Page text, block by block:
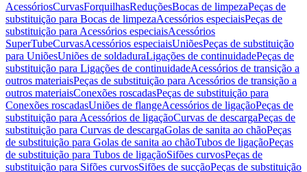
AcessóriosCurvasForquilhasReduçõesBocas de limpezaPeças de
substituição para Bocas de limpezaAcessórios especiaisPeças de
substituição para Acessórios especiaisAcessórios
SuperTubeCurvasAcessórios especiaisUniõesPeças de substituição
para UniõesUniões de soldaduraLigações de continuidadePeças de
substituição para Ligações de continuidadeAcessórios de transição a
outros materiaisPeças de substituição para Acessórios de transição a
outros materiaisConexões roscadasPeças de substituição para
Conexões roscadasUniões de flangeAcessórios de ligaçãoPeças de
substituição para Acessórios de ligaçãoCurvas de descargaPeças de
substituição para Curvas de descargaGolas de sanita ao chãoPeças
de substituição para Golas de sanita ao chãoTubos de ligaçãoPeças
de substituição para Tubos de ligaçãoSifões curvosPeças de
substituição para Sifões curvosSifões de sucçãoPeças de substituição